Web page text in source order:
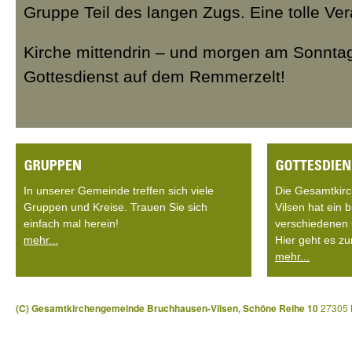
Gruppe Teil des langen Zugs. Eine tolle
Kirche mittendrin – und morgen am
Gottesdienst auf dem Remmerzelt!
In unserer Gemeinde treffen sich viele
Gruppen und Kreise. Trauen Sie sich
einfach mal herein!
mehr...
Die
Vilsen hat ein
verschiedenen
Hier geht es
mehr...
(C) Gesamtkirchengemeinde Bruchhausen-Vilsen, Schöne Reihe 1027305